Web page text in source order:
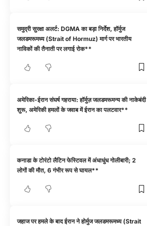
समुद्री सुरक्षा अलर्ट: DGMA का बड़ा निर्देश, हॉर्मुज
जलडमरूमध्य (Strait of Hormuz) मार्ग पर भारतीय
नाविकों की तैनाती पर लगाई रोक**
अमेरिका-ईरान संघर्ष गहराया: हॉर्मुज़ जलडमरूमन्य की नाकेबंदी
शुरू, अमेरिकी हमलों के जवाब में ईरान का पलटवार**
कनाडा के टोरंटो लैटिन फेस्टिवल में अंधाधुंध गोलीबारी; 2
लोगों की मौत, 6 गंभीर रूप से घायल**
जहाज पर हमले के बाद ईरान ने होर्मुज जलडमरूमध्य (Strait